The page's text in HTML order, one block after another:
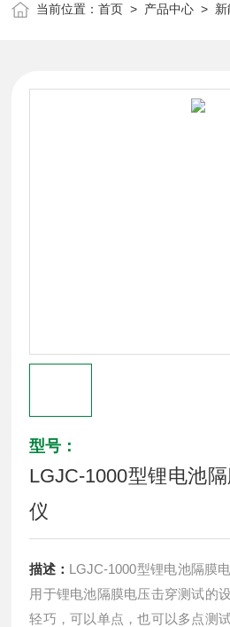
当前位置：首页 > 产品中心 >
型号：
LGJC-1000型锂电池
仪
描述： LGJC-1000型锂电池隔膜
用于锂电池隔膜电压击穿测试的
轻巧，可以单点，也可以多点测